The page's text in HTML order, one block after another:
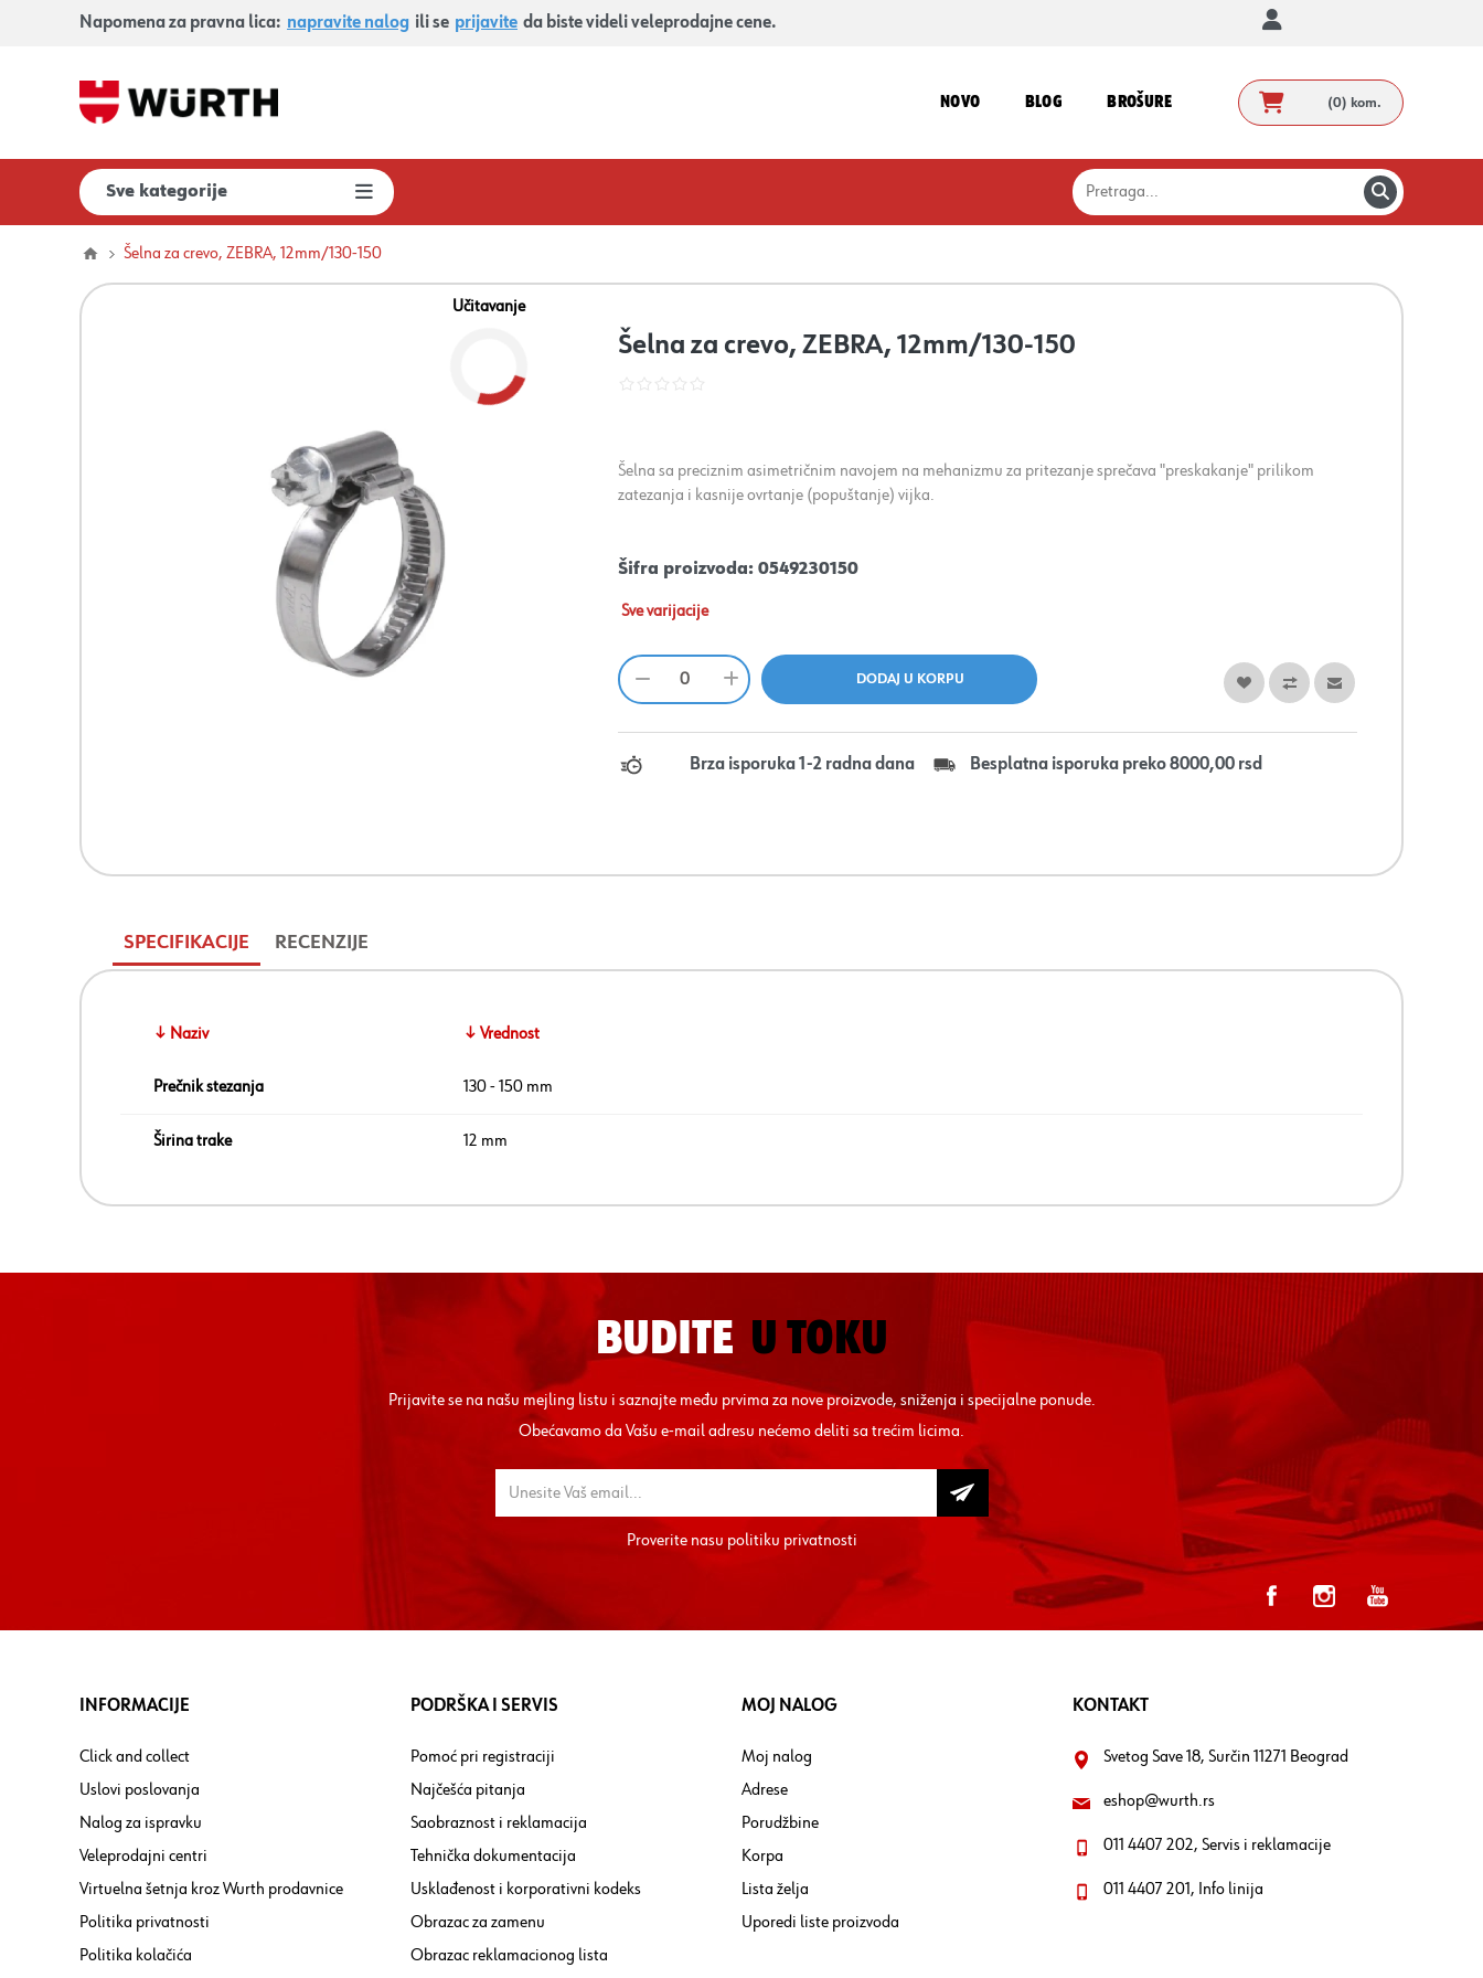
Napomena za pravna lica: napravite nalog ili se prijavite da biste videli veleprodajne cene.
NOVO BLOG BROŠURE (0) kom.
Sve kategorije
Šelna za crevo, ZEBRA, 12mm/130-150
Učitavanje
Šelna za crevo, ZEBRA, 12mm/130-150
Šelna sa preciznim asimetričnim navojem na mehanizmu za pritezanje sprečava "preskakanje" prilikom
zatezanja i kasnije ovrtanje (popuštanje) vijka.
Šifra proizvoda: 0549230150
Sve varijacije
Brza isporuka 1-2 radna dana Besplatna isporuka preko 8000,00 rsd
SPECIFIKACIJE RECENZIJE
↓ Naziv ↓ Vrednost
Prečnik stezanja 130 - 150 mm
Širina trake 12 mm
BUDITE U TOKU
Prijavite se na našu mejling listu i saznajte među prvima za nove proizvode, sniženja i specijalne ponude.
Obećavamo da Vašu e-mail adresu nećemo deliti sa trećim licima.
Proverite nasupolitiku privatnosti
INFORMACIJE
Click and collect
Uslovi poslovanja
Nalog za ispravku
Veleprodajni centri
Virtuelna šetnja kroz Wurth prodavnice
Politika privatnosti
Politika kolačića
PODRŠKA I SERVIS
Pomoć pri registraciji
Najčešća pitanja
Saobraznost i reklamacija
Tehnička dokumentacija
Usklađenost i korporativni kodeks
Obrazac za zamenu
Obrazac reklamacionog lista
MOJ NALOG
Moj nalog
Adrese
Porudžbine
Korpa
Lista želja
Uporedi liste proizvoda
KONTAKT
Svetog Save 18, Surčin 11271 Beograd
eshop@wurth.rs
011 4407 202, Servis i reklamacije
011 4407 201, Info linija